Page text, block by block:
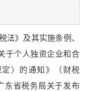
法》及其实施条例、
于个人独资企业和合
〉的通知》（财税
东省税务局关于发布